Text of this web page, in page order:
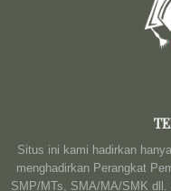
Situs ini kami hadirkan
menghadirkan Perangkat
SMP/MTs, SMA/MA/SMK